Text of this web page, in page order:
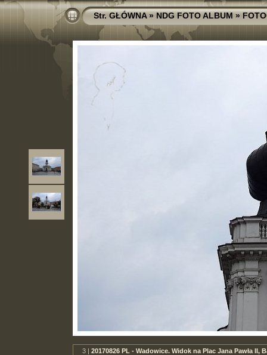
Str. GŁÓWNA»NDG FOTO ALBUM»
3 | 20170826 PL - Wadowice. Widok na Plac Jana Pawła